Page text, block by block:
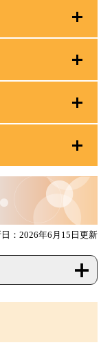
：2026年6月15日更新